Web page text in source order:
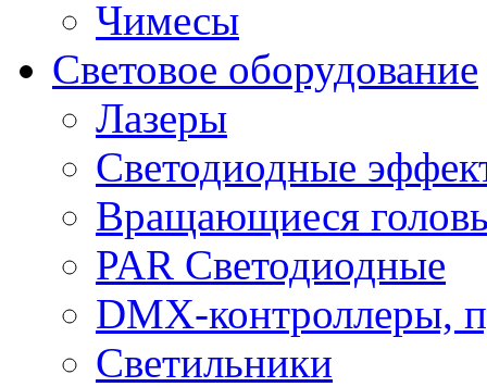
Чимесы
Световое оборудование
Лазеры
Светодиодные
Вращающиеся
PAR Светодиодные
DMX-контроллеры,
Светильники